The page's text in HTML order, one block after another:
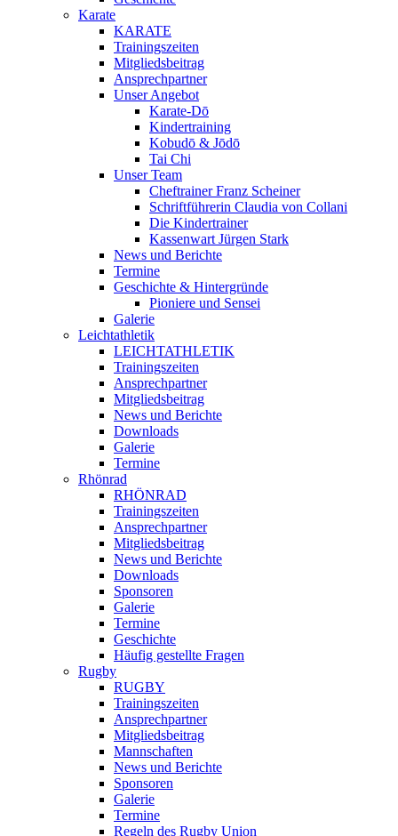
Karate
KARATE
Trainingszeiten
Mitgliedsbeitrag
Ansprechpartner
Unser Angebot
Karate-Dō
Kindertraining
Kobudō & Jōdō
Tai Chi
Unser Team
Cheftrainer Franz Scheiner
Schriftführerin Claudia von Collani
Die Kindertrainer
Kassenwart Jürgen Stark
News und Berichte
Termine
Geschichte & Hintergründe
Pioniere und Sensei
Galerie
Leichtathletik
LEICHTATHLETIK
Trainingszeiten
Ansprechpartner
Mitgliedsbeitrag
News und Berichte
Downloads
Galerie
Termine
Rhönrad
RHÖNRAD
Trainingszeiten
Ansprechpartner
Mitgliedsbeitrag
News und Berichte
Downloads
Sponsoren
Galerie
Termine
Geschichte
Häufig gestellte Fragen
Rugby
RUGBY
Trainingszeiten
Ansprechpartner
Mitgliedsbeitrag
Mannschaften
News und Berichte
Sponsoren
Galerie
Termine
Regeln des Rugby Union